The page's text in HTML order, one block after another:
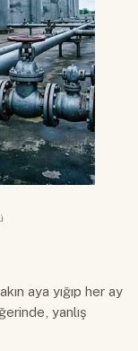
aya yığıp her ay
yanlış